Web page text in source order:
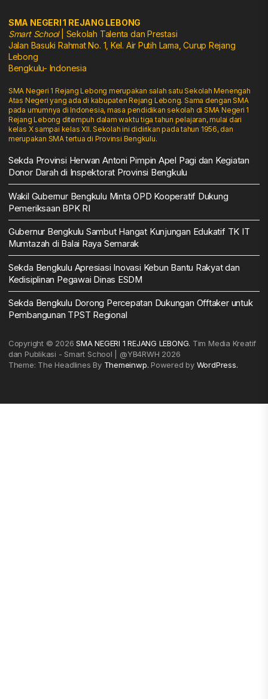
SMA NEGERI 1 REJANG LEBONG
Smart School| Sekolah Talenta dan Prestasi
Jalan Basuki Rahmat No. 1, Kel. Air Putih Lama, Curup Rejang
Lebong
Bengkulu- Indonesia
SMA Negeri 1 Rejang Lebong merupakan salah satu Sekolah Menengah
Atas Negeri yang ada di kabupaten Rejang Lebong. Sama dengan SMA
pada umumnya di Indonesia, masa pendidikan sekolah di SMA Negeri 1
Rejang Lebong ditempuh dalam waktu tiga tahun pelajaran, mulai dari
kelas X sampai kelas XII. Sekolah ini didirikan pada tahun 1956, dan
merupakan SMA tertua di Provinsi Bengkulu.
Sekda Provinsi Herwan Antoni Pimpin Apel Pagi dan Kegiatan
Donor Darah di Inspektorat Provinsi Bengkulu
Wakil Gubernur Bengkulu Minta OPD Kooperatif Dukung
Pemeriksaan BPK RI
Gubernur Bengkulu Sambut Hangat Kunjungan Edukatif TK IT
Mumtazah di Balai Raya Semarak
Sekda Bengkulu Apresiasi Inovasi Kebun Bantu Rakyat dan
Kedisiplinan Pegawai Dinas ESDM
Sekda Bengkulu Dorong Percepatan Dukungan Offtaker untuk
Pembangunan TPST Regional
Copyright © 2026SMA NEGERI 1 REJANG LEBONG. Tim Media Kreatif
dan Publikasi - Smart School | @YB4RWH 2026
Theme: The Headlines By Themeinwp. Powered by WordPress.